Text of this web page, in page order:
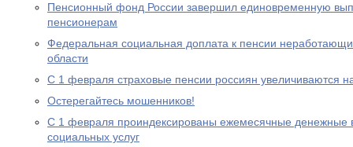
Пенсионный фонд России завершил единовременную
пенсионерам
Федеральная социальная доплата к пенсии
области
С 1 февраля страховые пенсии россиян увеличиваются
Остерегайтесь мошенников!
С 1 февраля проиндексированы ежемесячные денежные
социальных услуг